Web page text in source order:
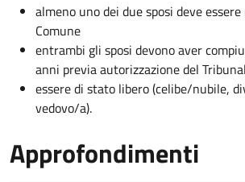
almeno uno dei due sposi deve
Comune
entrambi gli sposi devono aver
anni previa autorizzazione del
essere di stato libero (celibe/nubile,
vedovo/a).
Approfondimenti